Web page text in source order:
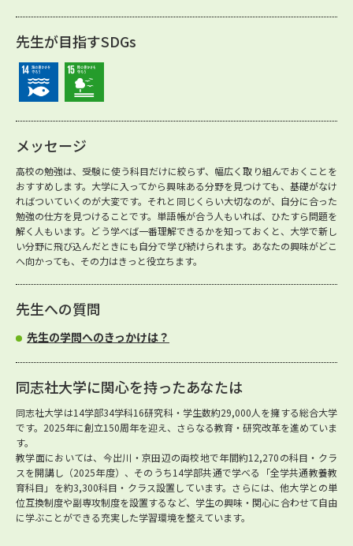
先生が目指すSDGs
メッセージ
高校の勉強は、受験に使う科目だけに絞らず、幅広く取り組んでおくことを
おすすめします。大学に入ってから興味ある分野を見つけても、基礎がなけ
ればついていくのが大変です。それと同じくらい大切なのが、自分に合った
勉強の仕方を見つけることです。単語帳が合う人もいれば、ひたすら問題を
解く人もいます。どう学べば一番理解できるかを知っておくと、大学で新し
い分野に飛び込んだときにも自分で学び続けられます。あなたの興味がどこ
へ向かっても、その力はきっと役立ちます。
先生への質問
先生の学問へのきっかけは？
同志社大学に関心を持ったあなたは
同志社大学は14学部34学科16研究科・学生数約29,000人を擁する総合大学
です。2025年に創立150周年を迎え、さらなる教育・研究改革を進めていま
す。
教学面においては、今出川・京田辺の両校地で年間約12,270の科目・クラ
スを開講し（2025年度）、そのうち14学部共通で学べる「全学共通教養教
育科目」を約3,300科目・クラス設置しています。さらには、他大学との単
位互換制度や副専攻制度を設置するなど、学生の興味・関心に合わせて自由
に学ぶことができる充実した学習環境を整えています。